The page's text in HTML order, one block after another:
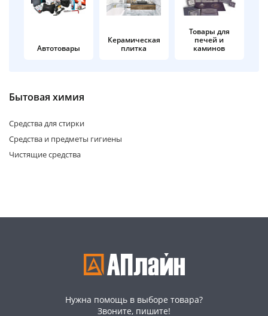
Автотовары
Керамическая
плитка
Товары для
печей и
каминов
Бытовая химия
Средства для стирки
Средства и предметы гигиены
Чистящие средства
Нужна помощь в выборе товара?
Звоните, пишите!
раз в 2 недели